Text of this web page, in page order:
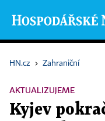
HN.cz › Zahraniční
AKTUALIZUJEME
Kyjev